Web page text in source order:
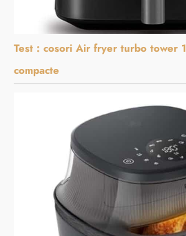
Test : cosori Air fryer turbo tower
compacte